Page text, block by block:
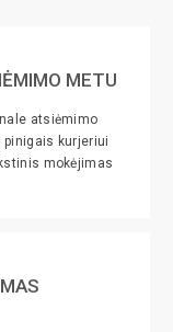
METU
atsiėmimo
kurjeriui
mokėjimas